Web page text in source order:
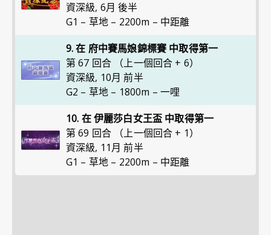
資深級, 6月 後半
G1 – 草地 – 2200m – 中距離
9. 在 府中賽馬娘錦標賽 中取得第一
第 67 回合 （上一個回合 + 6）
資深級, 10月 前半
G2 – 草地 – 1800m – 一哩
10. 在 伊麗莎白女王盃 中取得第一
第 69 回合 （上一個回合 + 1）
資深級, 11月 前半
G1 – 草地 – 2200m – 中距離